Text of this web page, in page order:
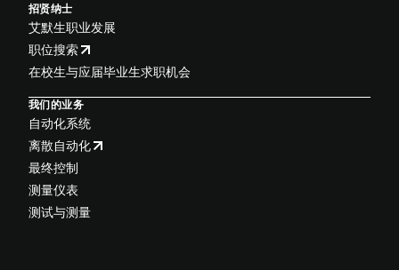
招贤纳士
艾默生职业发展
职位搜索
在校生与应届毕业生求职机会
我们的业务
自动化系统
离散自动化
最终控制
测量仪表
测试与测量